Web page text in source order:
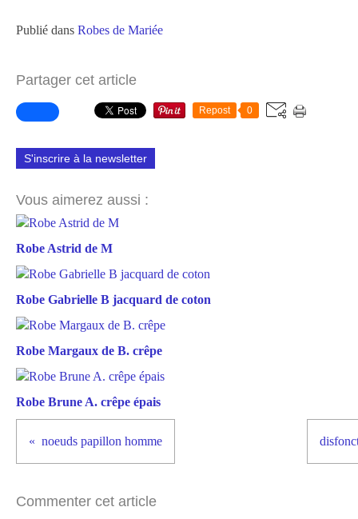
Publié dans Robes de Mariée
Partager cet article
Repost 0
S'inscrire à la newsletter
Vous aimerez aussi :
Robe Astrid de M
Robe Gabrielle B jacquard de coton
Robe Margaux de B. crêpe
Robe Brune A. crêpe épais
noeuds papillon homme
Commenter cet article